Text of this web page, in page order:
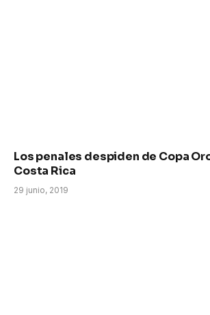
Los penales despiden de Copa
Costa Rica
29 junio, 2019